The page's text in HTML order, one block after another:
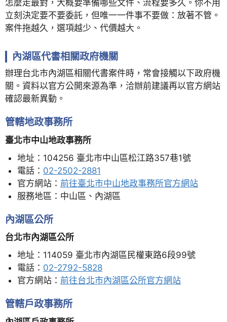
怎麼走最對，大概要準備哪些文件、流程要多久。你不用
立刻決定要不要委託，但唯一一件事不要做：放著不管。
案件拖越久，選項越少、代價越大。
內湖區代書相關政府機關
辦理台北市內湖區相關代書案件時，常會接觸以下政府機
關。資料以官方公開來源為準，洽辦前建議再以官方網站
確認最新異動。
管轄地政事務所
臺北市中山地政事務所
地址：104256 臺北市中山區松江路357巷1號
電話： 02-2502-2881
官方網站： 前往臺北市中山地政事務所官方網站
服務地區：中山區、內湖區
內湖區公所
台北市內湖區公所
地址：114059 臺北市內湖區民權東路6段99號
電話： 02-2792-5828
官方網站： 前往台北市內湖區公所官方網站
管轄戶政事務所